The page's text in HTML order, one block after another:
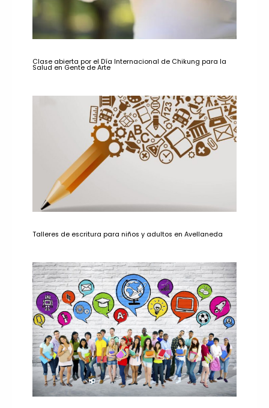
Clase abierta por el Día Internacional de Chikung para la
Salud en Gente de Arte
Talleres de escritura para niños y adultos en Avellaneda